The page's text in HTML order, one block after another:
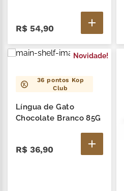
R$ 54,90
Novidade!
36 pontos Kop
Club
Língua de Gato
Chocolate Branco 85G
R$ 36,90